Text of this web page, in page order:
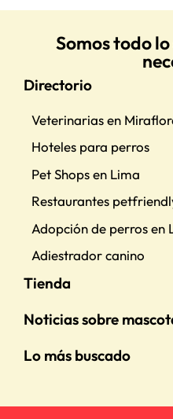
aunque
ver, la pirotecnia
Somos todo
Directorio
Veterinarias en
Hoteles para perros
Pet Shops en Lima
Restaurantes
Adopción de perros en
Adiestrador canino
Tienda
Noticias sobre
Lo más buscado